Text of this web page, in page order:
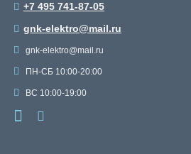
+7 495 741-87-05
gnk-elektro@mail.ru
gnk-elektro@mail.ru
ПН-СБ 10:00-20:00
ВС 10:00-19:00